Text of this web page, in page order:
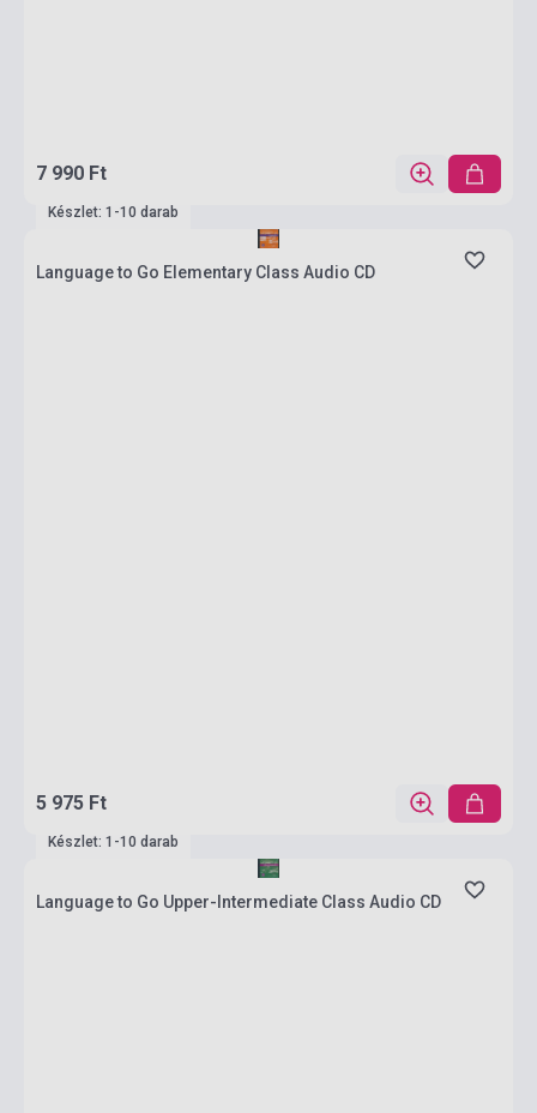
7 990 Ft
Készlet: 1-10 darab
Language to Go Elementary Class Audio CD
5 975 Ft
Készlet: 1-10 darab
Language to Go Upper-Intermediate Class Audio CD